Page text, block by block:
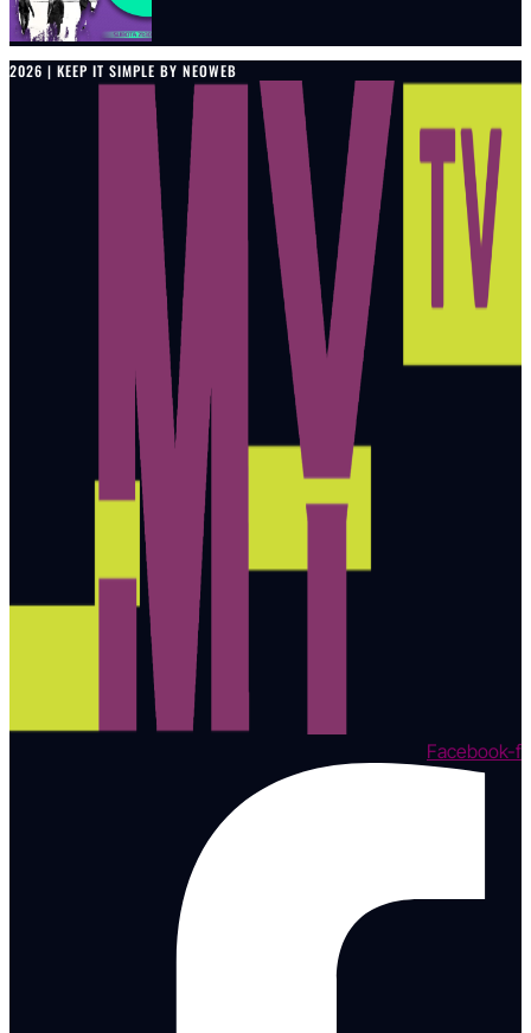
2026 | KEEP IT SIMPLE BY NEOWEB
Facebook-f